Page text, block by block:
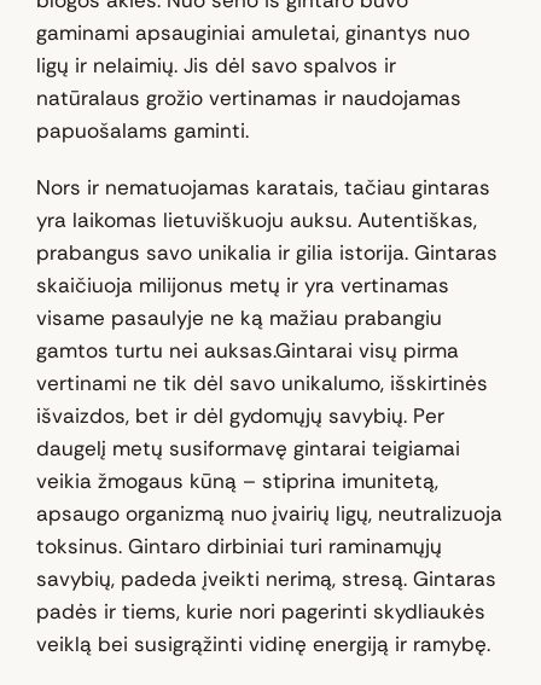
gaminami apsauginiai amuletai, ginantys nuo
ligų ir nelaimių. Jis dėl savo spalvos ir
natūralaus grožio vertinamas ir naudojamas
papuošalams gaminti.
Nors ir nematuojamas karatais, tačiau gintaras
yra laikomas lietuviškuoju auksu. Autentiškas,
prabangus savo unikalia ir gilia istorija. Gintaras
skaičiuoja milijonus metų ir yra vertinamas
visame pasaulyje ne ką mažiau prabangiu
gamtos turtu nei auksas.Gintarai visų pirma
vertinami ne tik dėl savo unikalumo, išskirtinės
išvaizdos, bet ir dėl gydomųjų savybių. Per
daugelį metų susiformavę gintarai teigiamai
veikia žmogaus kūną – stiprina imunitetą,
apsaugo organizmą nuo įvairių ligų, neutralizuoja
toksinus. Gintaro dirbiniai turi raminamųjų
savybių, padeda įveikti nerimą, stresą. Gintaras
padės ir tiems, kurie nori pagerinti skydliaukės
veiklą bei susigrąžinti vidinę energiją ir ramybę.